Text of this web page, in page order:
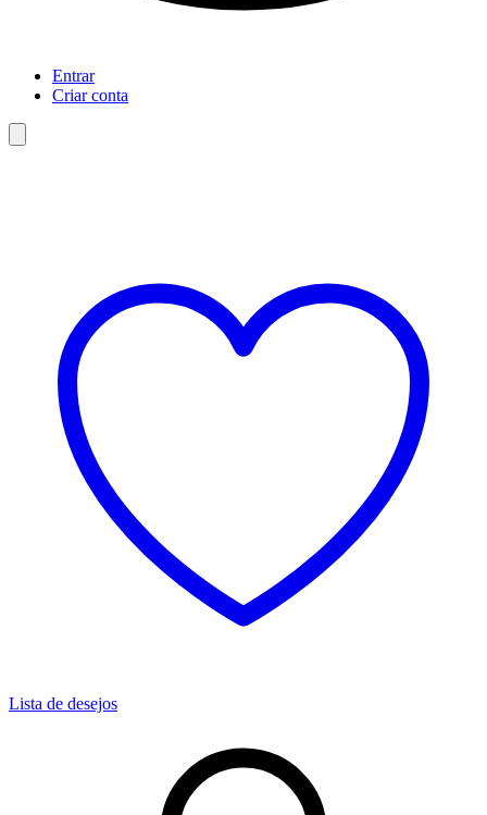
Entrar
Criar conta
Lista de desejos